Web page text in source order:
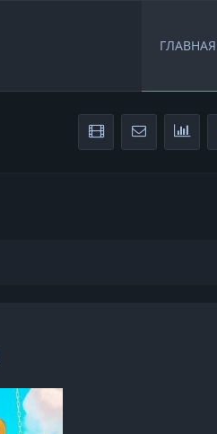
ГЛАВНАЯ